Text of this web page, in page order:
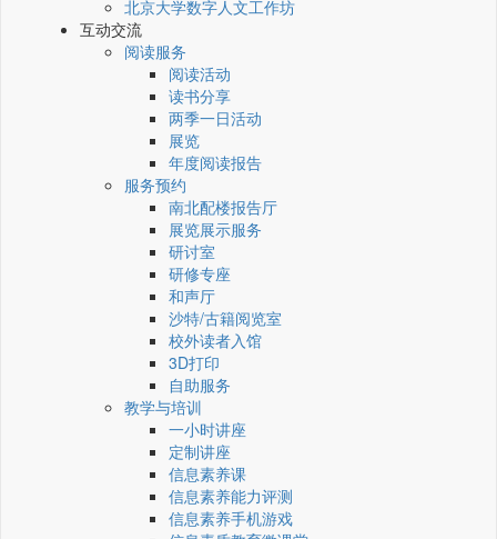
北京大学数字人文工作坊
互动交流
阅读服务
阅读活动
读书分享
两季一日活动
展览
年度阅读报告
服务预约
南北配楼报告厅
展览展示服务
研讨室
研修专座
和声厅
沙特/古籍阅览室
校外读者入馆
3D打印
自助服务
教学与培训
一小时讲座
定制讲座
信息素养课
信息素养能力评测
信息素养手机游戏